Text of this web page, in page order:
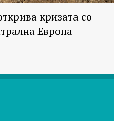
кризата со
Европа